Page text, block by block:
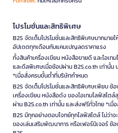
โปรโมชั่นและสิทธิพิเศษ
B2S จัดเต็มโปรโมชั่นและสิทธิพิเศษมากมาย
อัปเดตทุกเดือนกับแคมเปญลดราคาแรง
ทั้งสินค้าเครื่องเขียน หนังสือขายดี และไอเ
และดีลพิเศษเมื่อช้อปผ่าน B2S.co.th เท่านั้น
*เมื่อสั่งครบขั้นต่ำที่บริษัทกำหนด
B2S จัดเต็มโปรโมชั่นและสิทธิพิเศษเพียบ ช้
เครื่องเขียน หนังสือดัง ของไอเทมไลฟ์สไ
ผ่าน B2S.co.th เท่านั้น และส่งฟรีทั่วไทย *เ
B2S มีทุกอย่างตอบโจทย์ทุกไลฟ์สไตล์ ไม่ว่า
ของเล่นเสริมพัฒนาการ หรือเฟอร์นิเจอร์ ช้